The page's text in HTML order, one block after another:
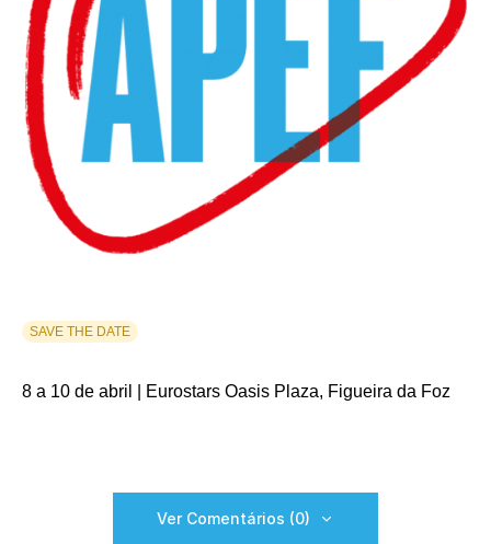
SAVE THE DATE
8 a 10 de abril | Eurostars Oasis Plaza, Figueira da Foz
Ver Comentários (0)